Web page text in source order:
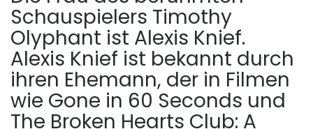
Schauspielers Timothy
Olyphant ist Alexis Knief.
Alexis Knief ist bekannt durch
ihren Ehemann, der in Filmen
wie Gone in 60 Seconds und
The Broken Hearts Club: A